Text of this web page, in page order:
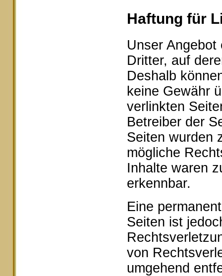
Haftung für
Unser
Dritter, auf
Deshalb
keine Gewähr
verlinkten
Betreiber der
Seiten wurden
mögliche
Inhalte waren
erkennbar.
Eine
Seiten ist
von
umgehend